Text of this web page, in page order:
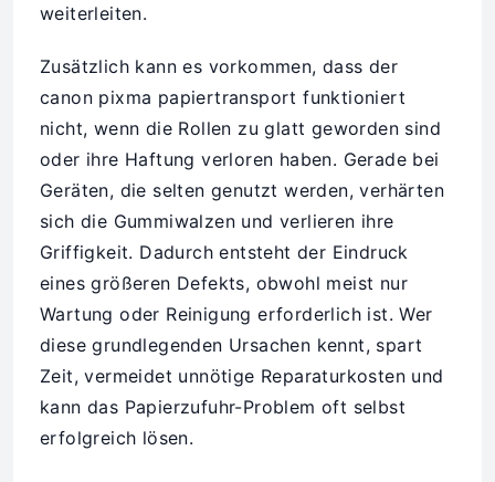
weiterleiten.
Zusätzlich kann es vorkommen, dass der
canon pixma papiertransport funktioniert
nicht, wenn die Rollen zu glatt geworden sind
oder ihre Haftung verloren haben. Gerade bei
Geräten, die selten genutzt werden, verhärten
sich die Gummiwalzen und verlieren ihre
Griffigkeit. Dadurch entsteht der Eindruck
eines größeren Defekts, obwohl meist nur
Wartung oder Reinigung erforderlich ist. Wer
diese grundlegenden Ursachen kennt, spart
Zeit, vermeidet unnötige Reparaturkosten und
kann das Papierzufuhr-Problem oft selbst
erfolgreich lösen.